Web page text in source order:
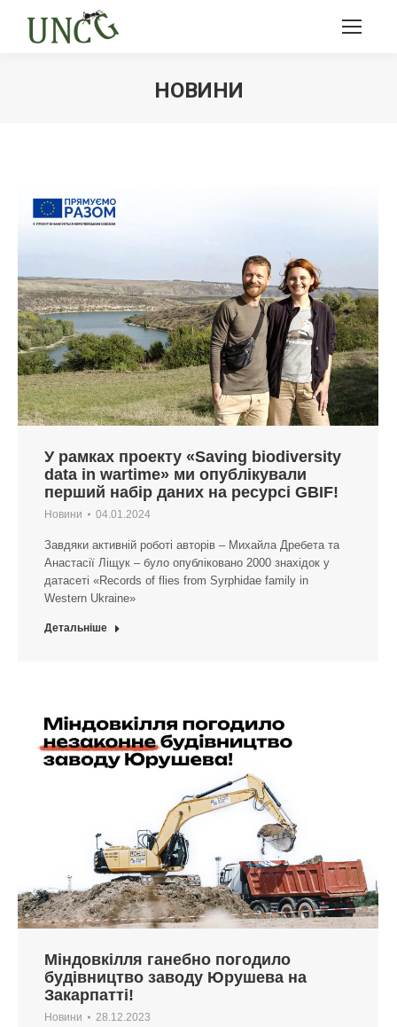
НОВИНИ
У рамках проекту «Saving biodiversity
data in wartime» ми опублікували
перший набір даних на ресурсі GBIF!
Новини 04.01.2024
Завдяки активній роботі авторів – Михайла Дребета та
Анастасії Ліщук – було опубліковано 2000 знахідок у
датасеті «Records of flies from Syrphidae family in
Western Ukraine»
Детальніше
Міндовкілля ганебно погодило
будівництво заводу Юрушева на
Закарпатті!
Новини 28.12.2023